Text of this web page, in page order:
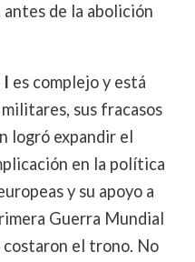
de la abolición
I es complejo y está
sus fracasos
logró expandir el
en la política
y su apoyo a
Guerra Mundial
el trono. No